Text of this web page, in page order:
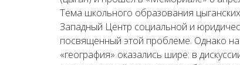
Тема школьного образования
Западный Центр социальной и
посвященный этой проблеме. Однако
«география» оказались шире: в